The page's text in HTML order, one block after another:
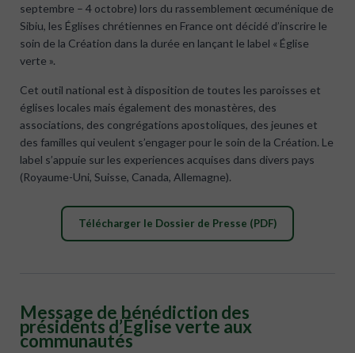
septembre – 4 octobre) lors du rassemblement œcuménique de
Sibiu, les Églises chrétiennes en France ont décidé d’inscrire le
soin de la Création dans la durée en lançant le label « Église
verte ».
Cet outil national est à disposition de toutes les paroisses et
églises locales mais également des monastères, des
associations, des congrégations apostoliques, des jeunes et
des familles qui veulent s’engager pour le soin de la Création. Le
label s’appuie sur les experiences acquises dans divers pays
(Royaume-Uni, Suisse, Canada, Allemagne).
Télécharger le Dossier de Presse (PDF)
Message de bénédiction des
présidents d’Église verte aux
communautés